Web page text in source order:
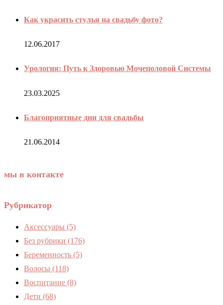
Как украсить стулья на свадьбу фото?
12.06.2017
Урология: Путь к Здоровью Мочеполовой Системы
23.03.2025
Благоприятные дни для свадьбы
21.06.2014
мы в контакте
Рубрикатор
Аксессуары (5)
Без рубрики (176)
Беременность (5)
Волосы (118)
Воспитание (8)
Дети (68)